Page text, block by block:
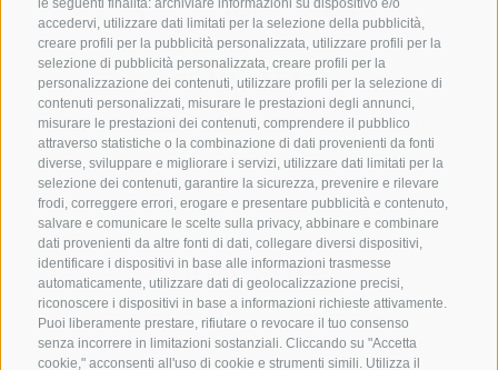
le seguenti finalità: archiviare informazioni su dispositivo e/o
accedervi, utilizzare dati limitati per la selezione della pubblicità,
creare profili per la pubblicità personalizzata, utilizzare profili per la
selezione di pubblicità personalizzata, creare profili per la
personalizzazione dei contenuti, utilizzare profili per la selezione di
contenuti personalizzati, misurare le prestazioni degli annunci,
misurare le prestazioni dei contenuti, comprendere il pubblico
attraverso statistiche o la combinazione di dati provenienti da fonti
diverse, sviluppare e migliorare i servizi, utilizzare dati limitati per la
selezione dei contenuti, garantire la sicurezza, prevenire e rilevare
frodi, correggere errori, erogare e presentare pubblicità e contenuto,
salvare e comunicare le scelte sulla privacy, abbinare e combinare
dati provenienti da altre fonti di dati, collegare diversi dispositivi,
identificare i dispositivi in base alle informazioni trasmesse
automaticamente, utilizzare dati di geolocalizzazione precisi,
riconoscere i dispositivi in base a informazioni richieste attivamente.
Puoi liberamente prestare, rifiutare o revocare il tuo consenso
senza incorrere in limitazioni sostanziali. Cliccando su "Accetta
cookie," acconsenti all'uso di cookie e strumenti simili. Utilizza il
CONTATTACI
+39 0472 765325/+39 0472 760608/+39 0472
632372
info@sterzing-ratschings.it
NEWSLETTER
Rimani aggiornato sulle nostre offerte